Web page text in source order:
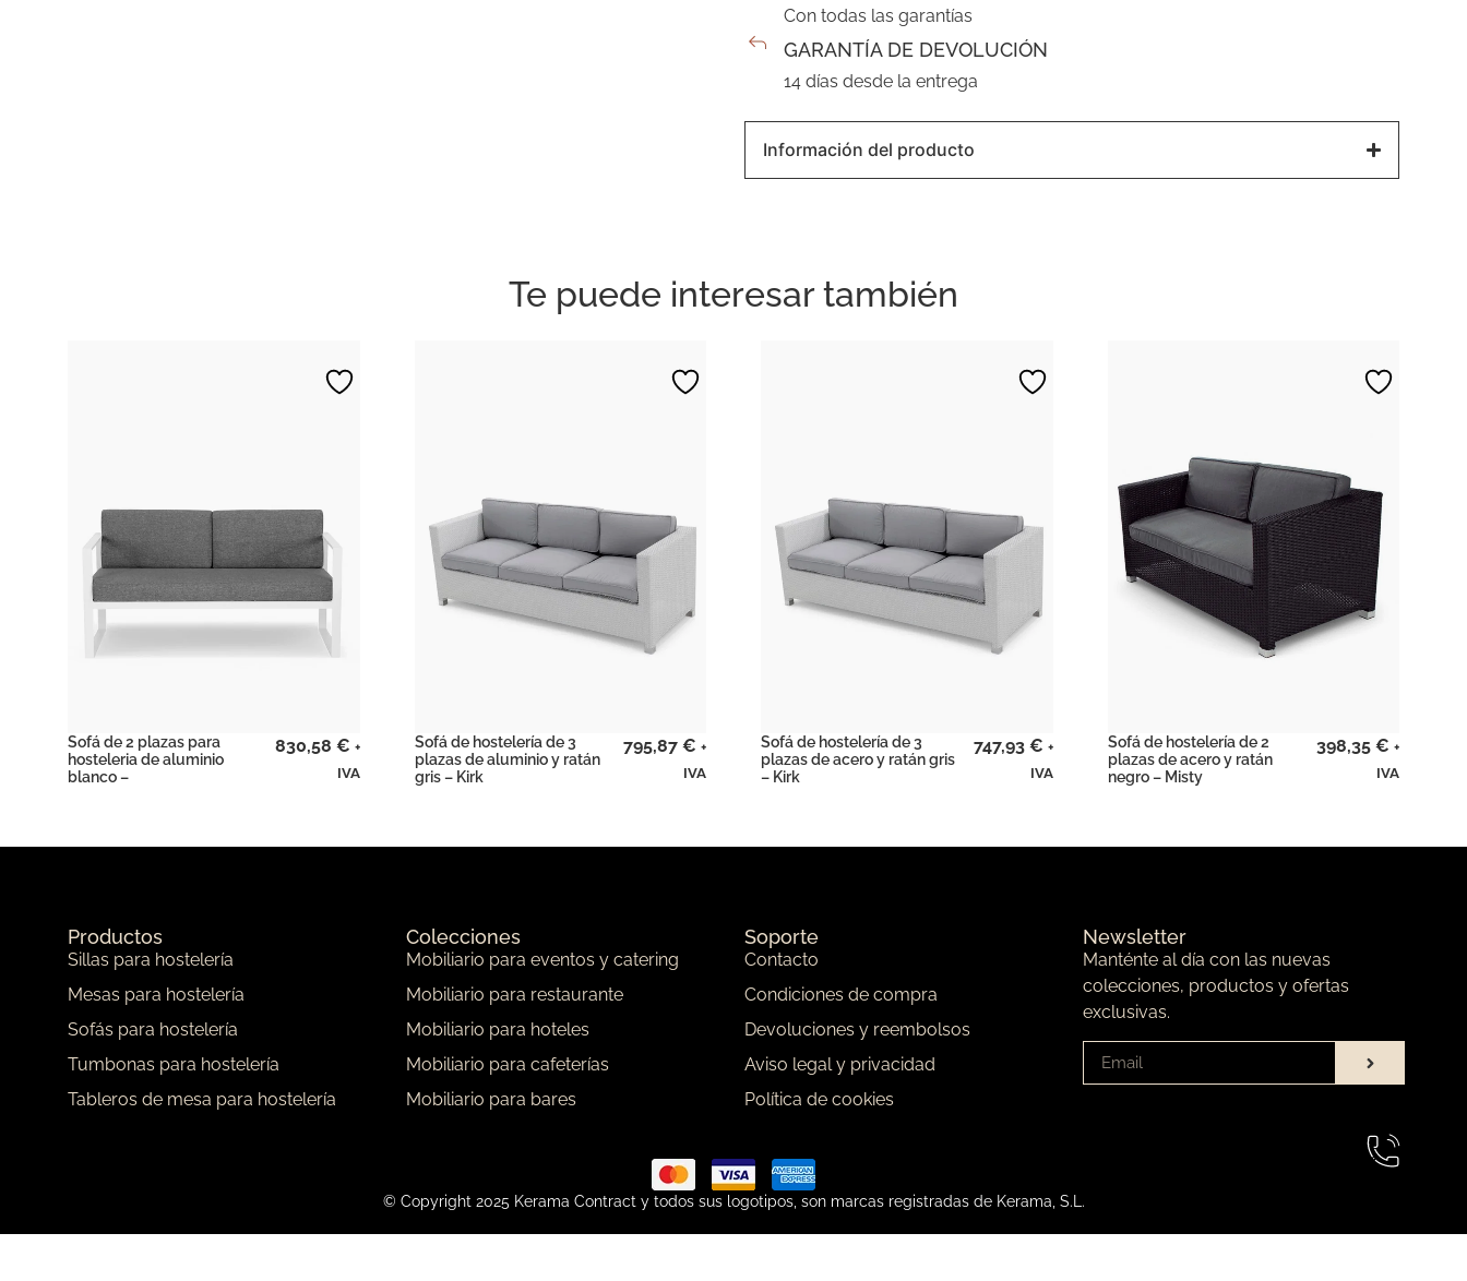
Con todas las garantías
GARANTÍA DE DEVOLUCIÓN
14 días desde la entrega
Información del producto
Te puede interesar también
Sofá de 2 plazas para
hosteleria de aluminio
blanco –
830,58 € +
IVA
Sofá de hostelería de 3
plazas de aluminio y ratán
gris – Kirk
795,87 € +
IVA
Sofá de hostelería de 3
plazas de acero y ratán gris
– Kirk
747,93 € +
IVA
Sofá de hostelería de 2
plazas de acero y ratán
negro – Misty
398,35 € +
IVA
Productos
Sillas para hostelería
Mesas para hostelería
Sofás para hostelería
Tumbonas para hostelería
Tableros de mesa para hostelería
Colecciones
Mobiliario para eventos y catering
Mobiliario para restaurante
Mobiliario para hoteles
Mobiliario para cafeterías
Mobiliario para bares
Soporte
Contacto
Condiciones de compra
Devoluciones y reembolsos
Aviso legal y privacidad
Política de cookies
Newsletter
Manténte al día con las nuevas
colecciones, productos y ofertas
exclusivas.
© Copyright 2025 Kerama Contract y todos sus logotipos, son marcas registradas de Kerama, S.L.